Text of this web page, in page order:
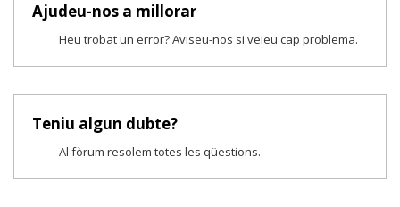
Ajudeu-nos a millorar
Heu trobat un error? Aviseu-nos si veieu cap problema.
Teniu algun dubte?
Al fòrum resolem totes les qüestions.